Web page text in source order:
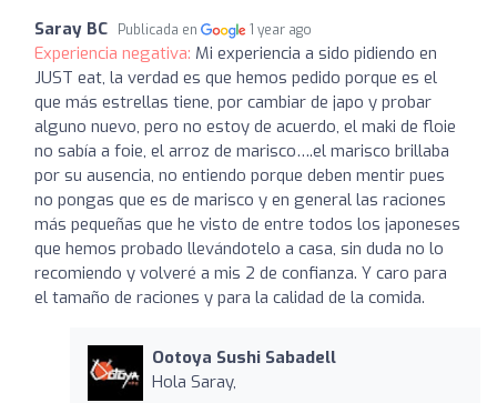
Saray BC Publicada en 1 year ago
Experiencia negativa: Mi experiencia a sido pidiendo en
JUST eat, la verdad es que hemos pedido porque es el
que más estrellas tiene, por cambiar de japo y probar
alguno nuevo, pero no estoy de acuerdo, el maki de floie
no sabía a foie, el arroz de marisco….el marisco brillaba
por su ausencia, no entiendo porque deben mentir pues
no pongas que es de marisco y en general las raciones
más pequeñas que he visto de entre todos los japoneses
que hemos probado llevándotelo a casa, sin duda no lo
recomiendo y volveré a mis 2 de confianza. Y caro para
el tamaño de raciones y para la calidad de la comida.
Ootoya Sushi Sabadell
Hola Saray,